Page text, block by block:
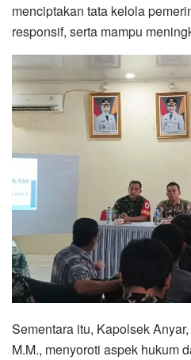
menciptakan tata kelola
responsif, serta mampu
Sementara itu, Kapolsek
M.M., menyoroti aspek hukum